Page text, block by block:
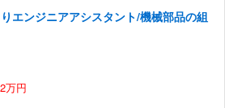
エンジニアアシスタント/機械部品の組
万円